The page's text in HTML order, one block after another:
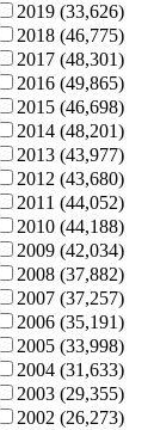
2019 (33,626)
2018 (46,775)
2017 (48,301)
2016 (49,865)
2015 (46,698)
2014 (48,201)
2013 (43,977)
2012 (43,680)
2011 (44,052)
2010 (44,188)
2009 (42,034)
2008 (37,882)
2007 (37,257)
2006 (35,191)
2005 (33,998)
2004 (31,633)
2003 (29,355)
2002 (26,273)